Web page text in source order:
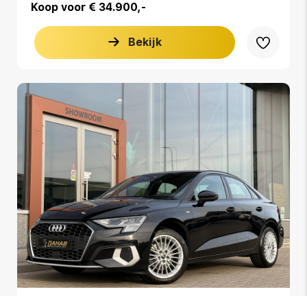
Koop voor € 34.900,-
Bekijk